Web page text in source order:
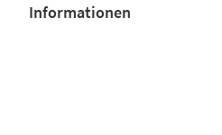
Informationen